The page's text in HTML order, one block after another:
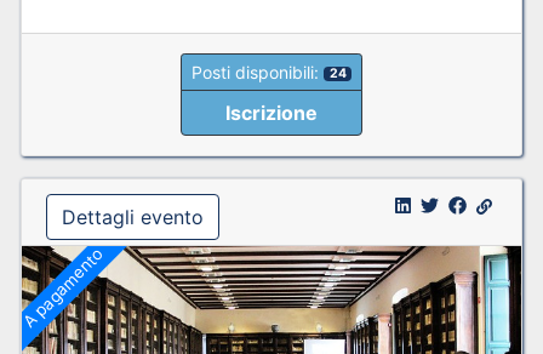
Posti disponibili: 24
Iscrizione
Dettagli evento
A pagamento